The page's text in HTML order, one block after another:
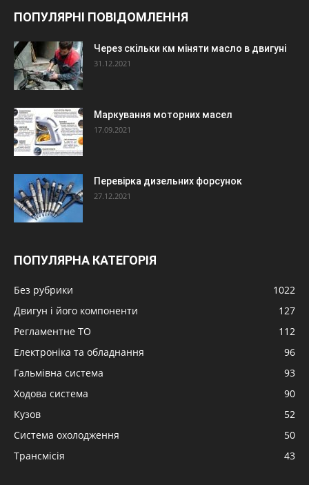
ПОПУЛЯРНІ ПОВІДОМЛЕННЯ
Через скільки км міняти масло в двигуні
31.12.2021
Маркування моторних масел
17.09.2021
Перевірка дизельних форсунок
27.12.2021
ПОПУЛЯРНА КАТЕГОРІЯ
Без рубрики
1022
Двигун і його компоненти
127
Регламентне ТО
112
Електроніка та обладнання
96
Гальмівна система
93
Ходова система
90
Кузов
52
Система охолодження
50
Трансмісія
43